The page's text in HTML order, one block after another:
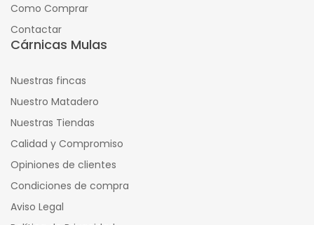
Como Comprar
Contactar
Cárnicas Mulas
Nuestras fincas
Nuestro Matadero
Nuestras Tiendas
Calidad y Compromiso
Opiniones de clientes
Condiciones de compra
Aviso Legal